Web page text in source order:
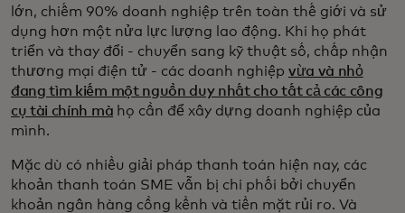
lớn, chiếm 90% doanh nghiệp trên toàn thế giới và sử
dụng hơn một nửa lực lượng lao động. Khi họ phát
triển và thay đổi - chuyển sang kỹ thuật số, chấp nhận
thương mại điện tử - các doanh nghiệp vừa và nhỏ
đang tìm kiếm một nguồn duy nhất cho tất cả các công
cụ tài chính mà họ cần để xây dựng doanh nghiệp của
mình.
Mặc dù có nhiều giải pháp thanh toán hiện nay, các
khoản thanh toán SME vẫn bị chi phối bởi chuyển
khoản ngân hàng cồng kềnh và tiền mặt rủi ro. Và